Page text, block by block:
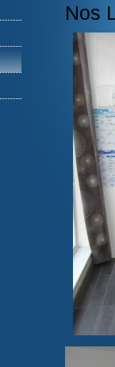
Nos